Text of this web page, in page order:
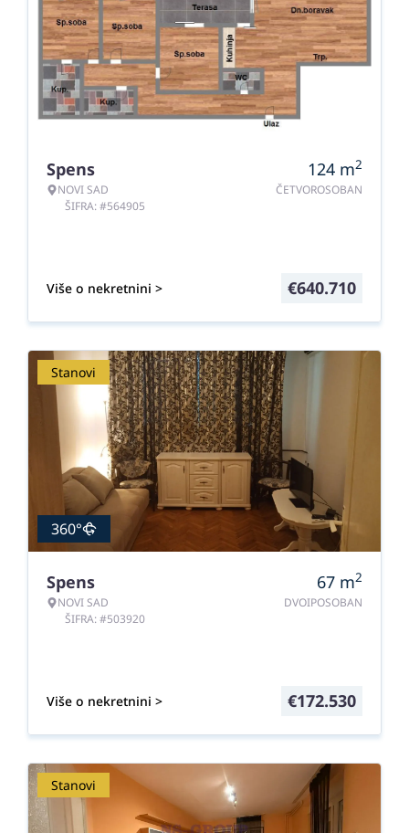
Spens
NOVI SAD
ŠIFRA: #564905
124 m2
ČETVOROSOBAN
Više o nekretnini > €640.710
Stanovi
360°
Spens
NOVI SAD
ŠIFRA: #503920
67 m2
DVOIPOSOBAN
Više o nekretnini > €172.530
Stanovi